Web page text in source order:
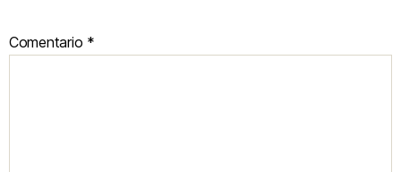
Comentario *